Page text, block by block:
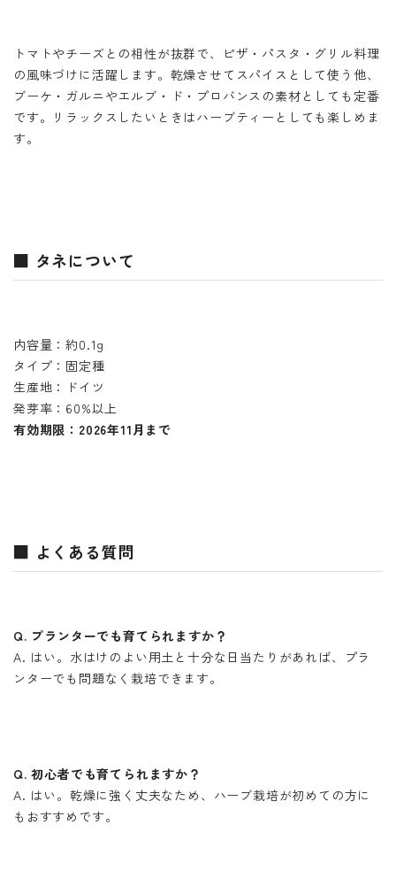
トマトやチーズとの相性が抜群で、ピザ・パスタ・グリル料理
の風味づけに活躍します。乾燥させてスパイスとして使う他、
ブーケ・ガルニやエルブ・ド・プロバンスの素材としても定番
です。リラックスしたいときはハーブティーとしても楽しめま
す。
■ タネについて
内容量：約0.1g
タイプ：固定種
生産地：ドイツ
発芽率：60%以上
有効期限：2026年11月まで
■ よくある質問
Q. プランターでも育てられますか？
A. はい。水はけのよい用土と十分な日当たりがあれば、プラ
ンターでも問題なく栽培できます。
Q. 初心者でも育てられますか？
A. はい。乾燥に強く丈夫なため、ハーブ栽培が初めての方に
もおすすめです。